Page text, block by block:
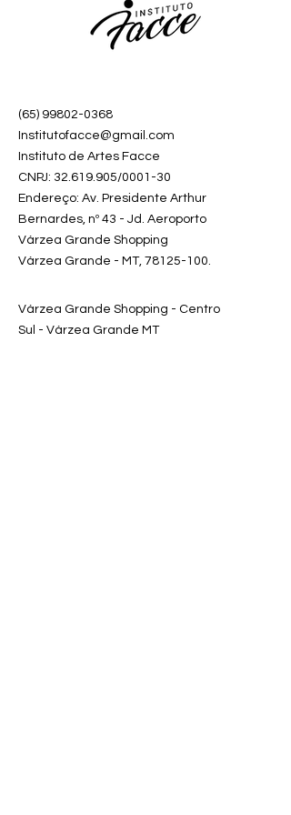
(65) 99802-0368
Institutofacce@gmail.com
Instituto de Artes Facce
CNPJ: 32.619.905/0001-30
Endereço: Av. Presidente Arthur
Bernardes, nº 43 - Jd. Aeroporto
Várzea Grande Shopping
Várzea Grande - MT, 78125-100.
Várzea Grande Shopping - Centro
Sul - Várzea Grande MT